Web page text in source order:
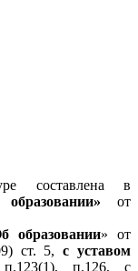
составлена в
от
образовании» от
ст. 5,с уставом
п.126, с